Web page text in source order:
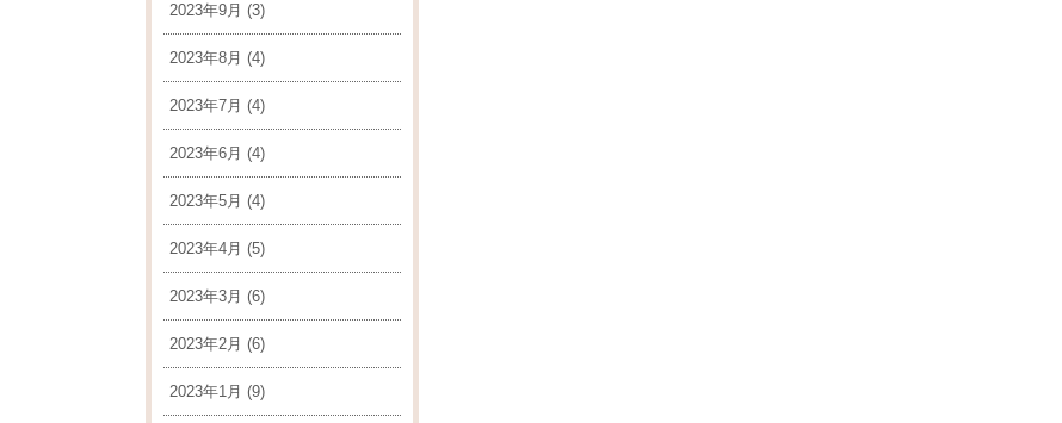
2023年9月 (3)
2023年8月 (4)
2023年7月 (4)
2023年6月 (4)
2023年5月 (4)
2023年4月 (5)
2023年3月 (6)
2023年2月 (6)
2023年1月 (9)